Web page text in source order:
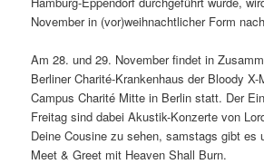
November in (vor)weihnachtlicher Form
Am 28. und 29. November findet in
Berliner Charité-Krankenhaus der Bloody
Campus Charité Mitte in Berlin statt. Der
Freitag sind dabei Akustik-Konzerte von
Deine Cousine zu sehen, samstags gibt es
Meet & Greet mit Heaven Shall Burn.